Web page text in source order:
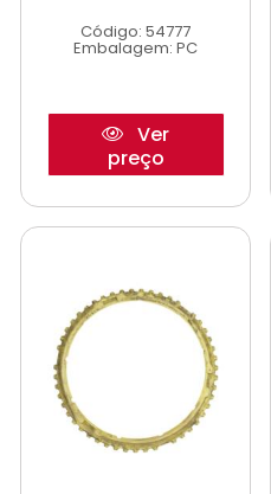
Código: 54777
Embalagem: PC
Ver
preço